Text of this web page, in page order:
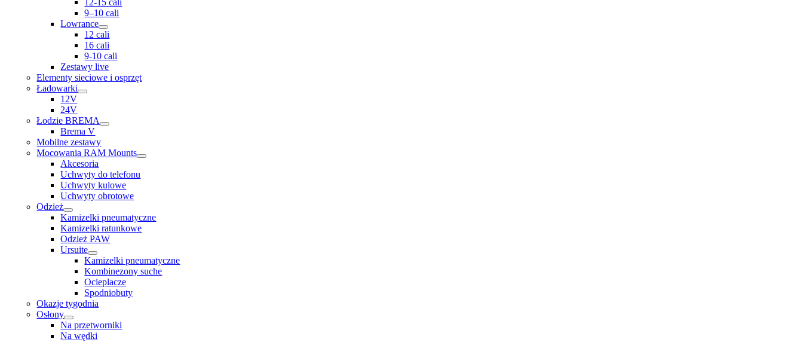
12-15 cali
9–10 cali
Lowrance
12 cali
16 cali
9-10 cali
Zestawy live
Elementy sieciowe i osprzęt
Ładowarki
12V
24V
Łodzie BREMA
Brema V
Mobilne zestawy
Mocowania RAM Mounts
Akcesoria
Uchwyty do telefonu
Uchwyty kulowe
Uchwyty obrotowe
Odzież
Kamizelki pneumatyczne
Kamizelki ratunkowe
Odzież PAW
Ursuite
Kamizelki pneumatyczne
Kombinezony suche
Ocieplacze
Spodniobuty
Okazje tygodnia
Osłony
Na przetworniki
Na wędki